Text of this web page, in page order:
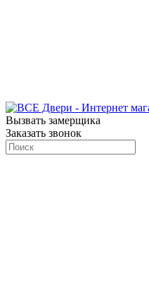
Вызвать замерщика
Заказать звонок